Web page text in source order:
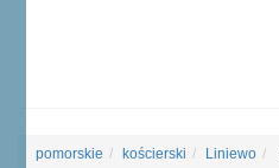
pomorskie kościerski Liniewo